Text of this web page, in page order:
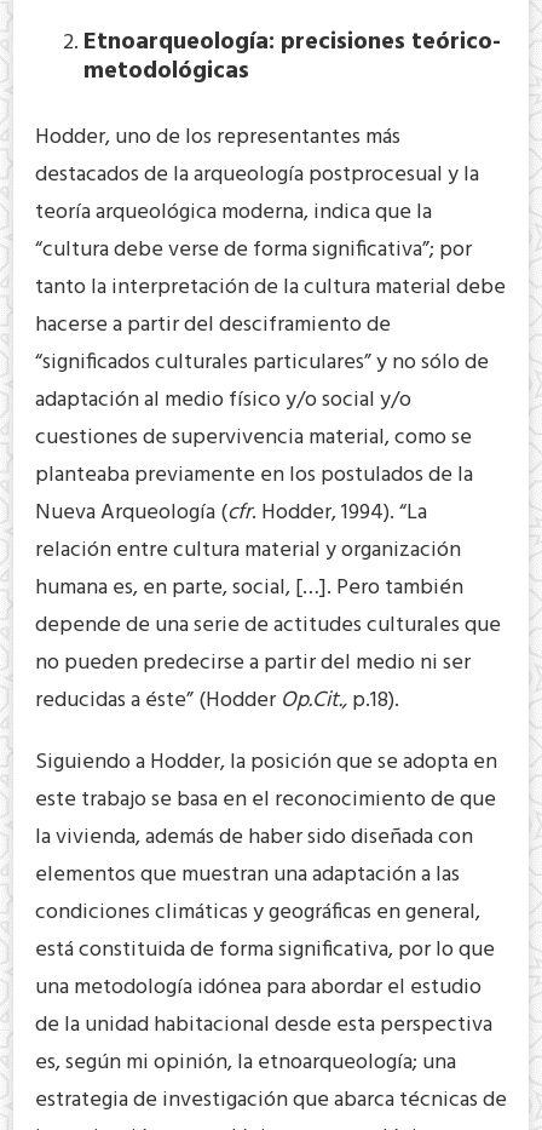
Etnoarqueología: precisiones teórico-
metodológicas
Hodder, uno de los representantes más
destacados de la arqueología postprocesual y la
teoría arqueológica moderna, indica que la
“cultura debe verse de forma significativa”; por
tanto la interpretación de la cultura material debe
hacerse a partir del desciframiento de
“significados culturales particulares” y no sólo de
adaptación al medio físico y/o social y/o
cuestiones de supervivencia material, como se
planteaba previamente en los postulados de la
Nueva Arqueología (cfr. Hodder, 1994). “La
relación entre cultura material y organización
humana es, en parte, social, […]. Pero también
depende de una serie de actitudes culturales que
no pueden predecirse a partir del medio ni ser
reducidas a éste” (HodderOp.Cit.,p.18).
Siguiendo a Hodder, la posición que se adopta en
este trabajo se basa en el reconocimiento de que
la vivienda, además de haber sido diseñada con
elementos que muestran una adaptación a las
condiciones climáticas y geográficas en general,
está constituida de forma significativa, por lo que
una metodología idónea para abordar el estudio
de la unidad habitacional desde esta perspectiva
es, según mi opinión, la etnoarqueología; una
estrategia de investigación que abarca técnicas de